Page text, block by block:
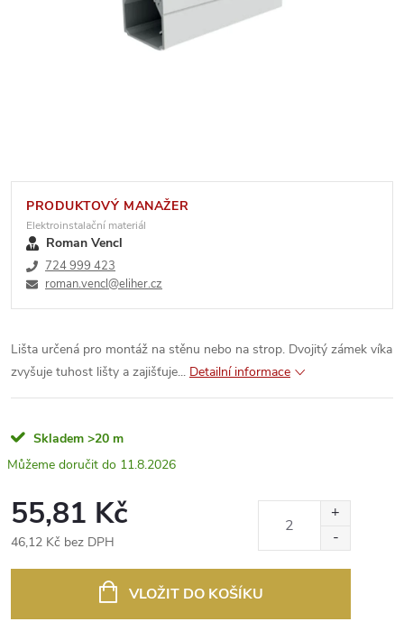
PRODUKTOVÝ MANAŽER
Elektroinstalační materiál
Roman Vencl
724 999 423
roman.vencl@eliher.cz
Lišta určená pro montáž na stěnu nebo na strop. Dvojitý zámek víka
zvyšuje tuhost lišty a zajišťuje... Detailní informace
Skladem >20 m
11.8.2026
55,81 Kč
46,12 Kč bez DPH
VLOŽIT DO KOŠÍKU